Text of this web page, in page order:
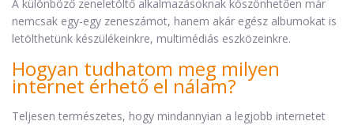
A különböző zeneletöltő alkalmazásoknak köszönhetően már
nemcsak egy-egy zeneszámot, hanem akár egész albumokat is
letölthetünk készülékeinkre, multimédiás eszközeinkre.
Hogyan tudhatom meg milyen
internet érhető el nálam?
Teljesen természetes, hogy mindannyian a legjobb internetet